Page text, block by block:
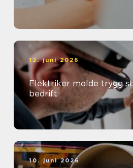
12. juni 2026
Elektriker molde trygg strøm i hjem og
bedrift
10. juni 2026